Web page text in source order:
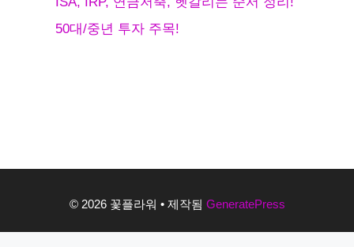
50대/중년 투자 주목!
© 2026 꽃플라워 • 제작됨 GeneratePress